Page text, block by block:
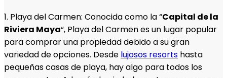
1. Playa del Carmen: Conocida como la “Capital de la
Riviera Maya“, Playa del Carmen es un lugar popular
para comprar una propiedad debido a su gran
variedad de opciones. Desde lujosos resorts hasta
pequeñas casas de playa, hay algo para todos los